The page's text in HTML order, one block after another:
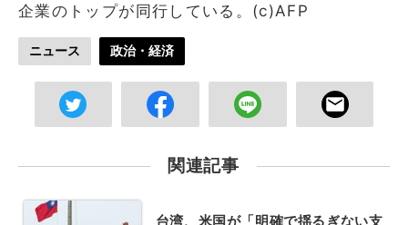
企業のトップが同行している。(c)AFP
ニュース 政治・経済
関連記事
台湾、米国が「明確で揺るぎない支